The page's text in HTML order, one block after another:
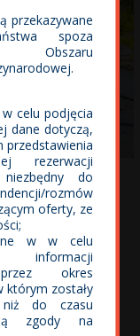
przekazywane
spoza
celu podjęcia
dane dotyczą,
przedstawienia
rezerwacji
do
rozmów
oferty, ze
w w celu
informacji
przez okres
którym zostały
niż do czasu
zgody na
elektrosmogu
UJEŚCISKO-
na
Łostowice